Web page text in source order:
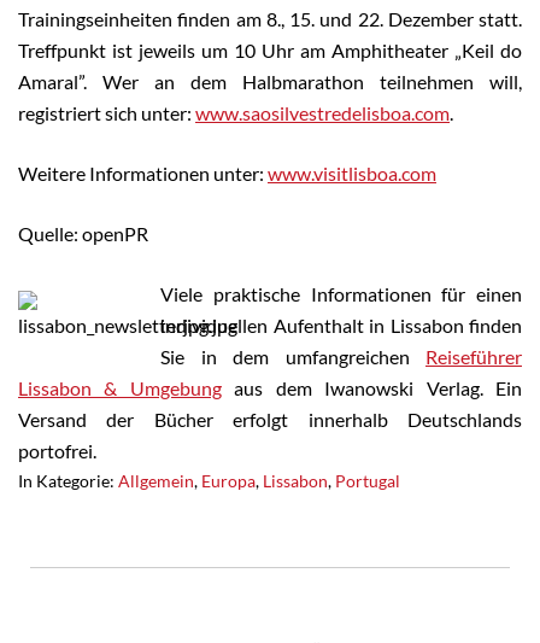
Trainingseinheiten finden am 8., 15. und 22. Dezember statt.
Treffpunkt ist jeweils um 10 Uhr am Amphitheater „Keil do
Amaral”. Wer an dem Halbmarathon teilnehmen will,
registriert sich unter: www.saosilvestredelisboa.com.
Weitere Informationen unter: www.visitlisboa.com
Quelle: openPR
Viele praktische Informationen für einen
individuellen Aufenthalt in Lissabon finden
Sie in dem umfangreichen Reiseführer
Lissabon & Umgebungaus dem Iwanowski Verlag. Ein
Versand der Bücher erfolgt innerhalb Deutschlands
portofrei.
In Kategorie: Allgemein, Europa, Lissabon, Portugal